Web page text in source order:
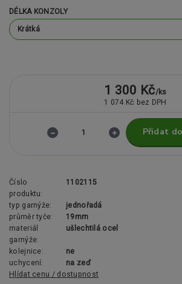
DÉLKA KONZOLY
1 300 Kč/ks
1 074 Kč bez DPH
Přidat
Číslo
produktu:
1102115
typ garnýže:
jednořadá
průměr tyče:
19mm
materiál
garnýže:
ušlechtilá ocel
kolejnice:
ne
uchycení:
na zeď
Hlídat cenu / dostupnost